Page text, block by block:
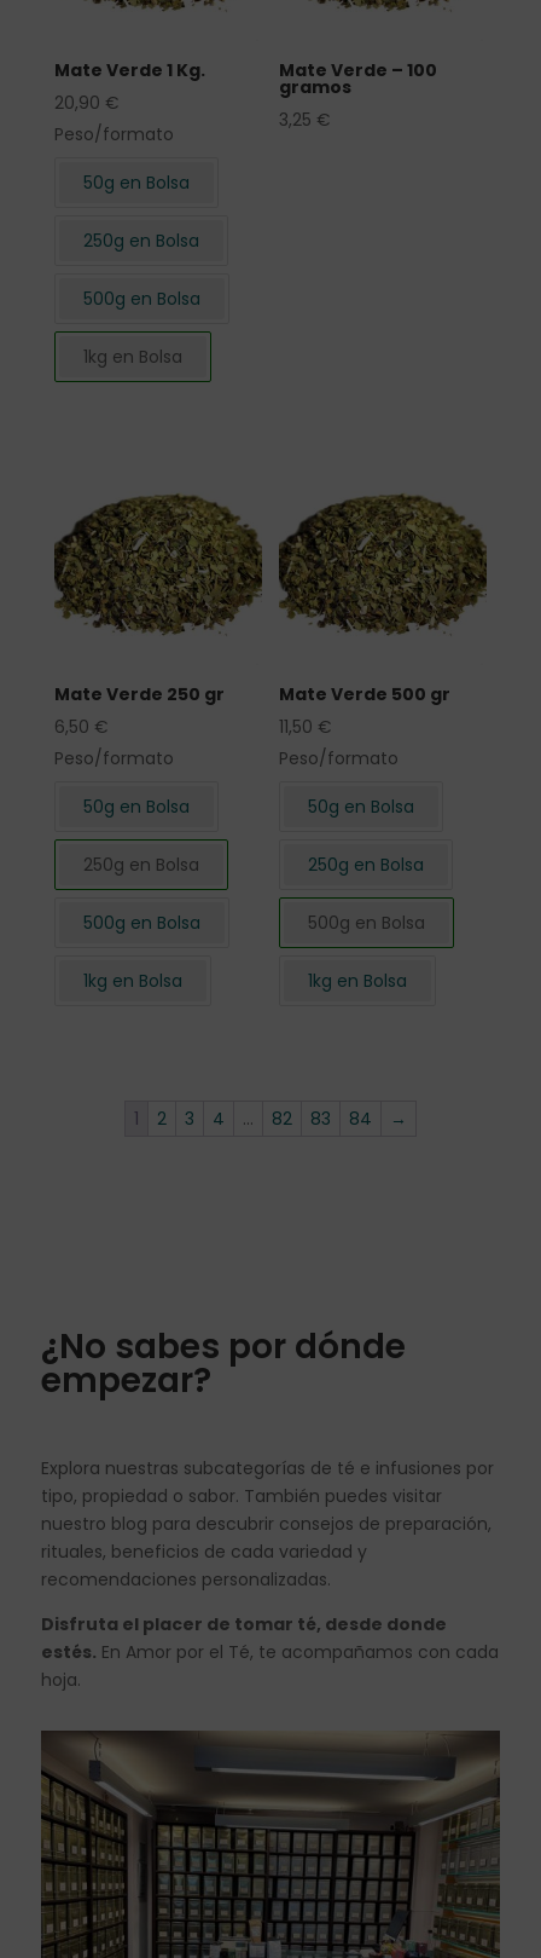
Mate Verde 1 Kg.
20,90 €
Peso/formato
50g en Bolsa
250g en Bolsa
500g en Bolsa
1kg en Bolsa
Mate Verde – 100
gramos
3,25 €
Mate Verde 250 gr
6,50 €
Peso/formato
50g en Bolsa
250g en Bolsa
500g en Bolsa
1kg en Bolsa
Mate Verde 500 gr
11,50 €
Peso/formato
50g en Bolsa
250g en Bolsa
500g en Bolsa
1kg en Bolsa
1 2 3 4 … 82 83 84 →
¿No sabes por dónde
empezar?
Explora nuestras subcategorías de té e infusiones por
tipo, propiedad o sabor. También puedes visitar
nuestro blog para descubrir consejos de preparación,
rituales, beneficios de cada variedad y
recomendaciones personalizadas.
Disfruta el placer de tomar té, desde donde
estés. En Amor por el Té, te acompañamos con cada
hoja.